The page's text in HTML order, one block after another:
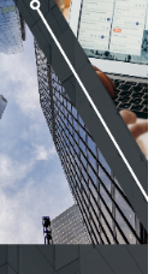
รงการ
ประมาณ)
มูล